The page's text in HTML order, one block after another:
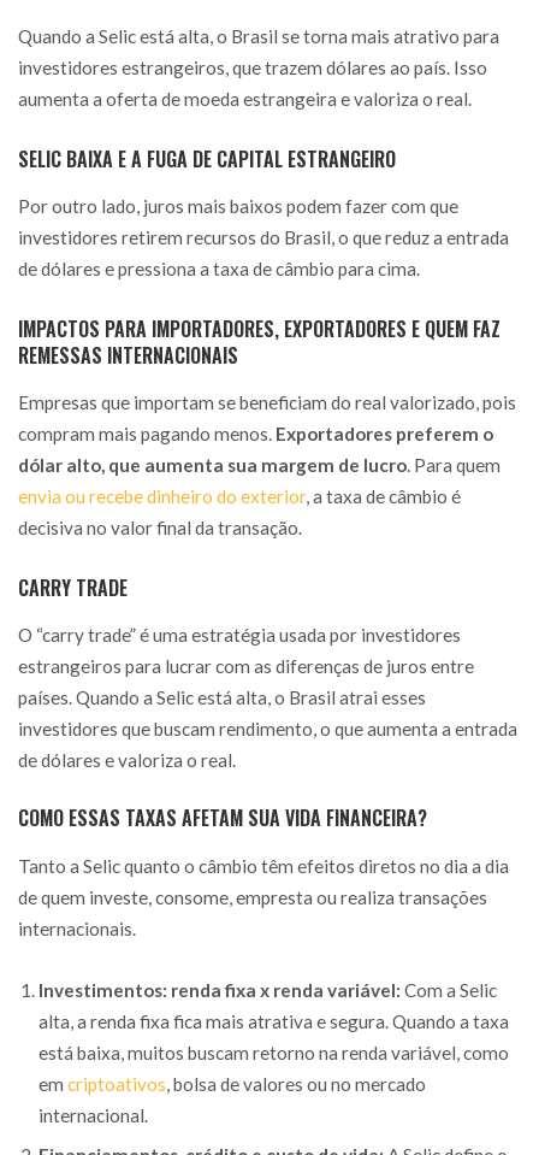
Quando a Selic está alta, o Brasil se torna mais atrativo para
investidores estrangeiros, que trazem dólares ao país. Isso
aumenta a oferta de moeda estrangeira e valoriza o real.
SELIC BAIXA E A FUGA DE CAPITAL ESTRANGEIRO
Por outro lado, juros mais baixos podem fazer com que
investidores retirem recursos do Brasil, o que reduz a entrada
de dólares e pressiona a taxa de câmbio para cima.
IMPACTOS PARA IMPORTADORES, EXPORTADORES E QUEM FAZ
REMESSAS INTERNACIONAIS
Empresas que importam se beneficiam do real valorizado, pois
compram mais pagando menos. Exportadores preferem o
dólar alto, que aumenta sua margem de lucro. Para quem
envia ou recebe dinheiro do exterior, a taxa de câmbio é
decisiva no valor final da transação.
CARRY TRADE
O “carry trade” é uma estratégia usada por investidores
estrangeiros para lucrar com as diferenças de juros entre
países. Quando a Selic está alta, o Brasil atrai esses
investidores que buscam rendimento, o que aumenta a entrada
de dólares e valoriza o real.
COMO ESSAS TAXAS AFETAM SUA VIDA FINANCEIRA?
Tanto a Selic quanto o câmbio têm efeitos diretos no dia a dia
de quem investe, consome, empresta ou realiza transações
internacionais.
Investimentos: renda fixa x renda variável: Com a Selic
alta, a renda fixa fica mais atrativa e segura. Quando a taxa
está baixa, muitos buscam retorno na renda variável, como
em criptoativos, bolsa de valores ou no mercado
internacional.